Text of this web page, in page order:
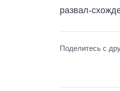
развал-
Поделитесь с